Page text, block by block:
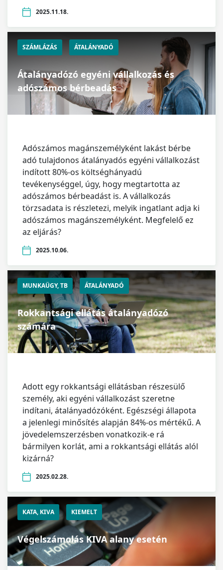
2025.11.18.
SZÁMLÁZÁS ÁTALÁNYADÓ
Átalányadózó egyéni vállalkozás és
adószámos bérbeadás
Adószámos magánszemélyként lakást bérbe
adó tulajdonos átalányadós egyéni vállalkozást
indított 80%-os költséghányadú
tevékenységgel, úgy, hogy megtartotta az
adószámos bérbeadást is. A vállalkozás
törzsadata is részletezi, melyik ingatlant adja ki
adószámos magánszemélyként. Megfelelő ez
az eljárás?
2025.10.06.
MUNKAÜGY, TB ÁTALÁNYADÓ
Rokkantsági ellátás átalányadózó
számára
Adott egy rokkantsági ellátásban részesülő
személy, aki egyéni vállalkozást szeretne
indítani, átalányadózóként. Egészségi állapota
a jelenlegi minősítés alapján 84%-os mértékű. A
jövedelemszerzésben vonatkozik-e rá
bármilyen korlát, ami a rokkantsági ellátás alól
kizárná?
2025.02.28.
KATA, KIVA KIEMELT
Végelszámolás KIVA alany esetén